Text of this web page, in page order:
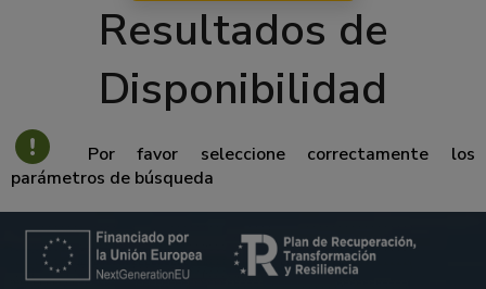
Resultados de
Disponibilidad
Por favor seleccione correctamente los
parámetros de búsqueda